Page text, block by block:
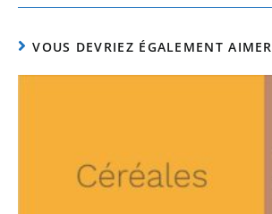
VOUS DEVRIEZ ÉGALEMENT AIMER